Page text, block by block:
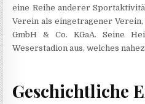
eine Reihe anderer
Verein als eingetragener
GmbH & Co. KGaA. Seine
Weserstadion aus, welches
Geschichtliche